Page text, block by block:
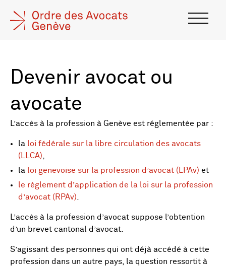
Devenir avocat ou
avocate
L’accès à la profession à Genève est réglementée par :
la
loi fédérale sur la libre circulation des avocats
(LLCA)
la
loi genevoise sur la profession d’avocat (LPAv) et
le règlement d’application de la loi sur la profession
d’avocat (RPAv)
L’accès à la profession d’avocat suppose l’obtention
d’un brevet cantonal d’avocat.
S’agissant des personnes qui ont déjà accédé à cette
profession dans un autre pays, la question ressortit à